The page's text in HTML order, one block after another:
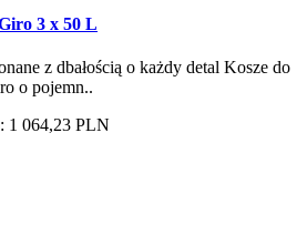
3 x 50 L
z dbałością o każdy detal Kosze do
o pojemn..
1 064,23 PLN